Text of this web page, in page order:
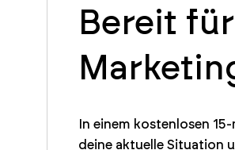
Bereit
In einem kostenlosen
deine aktuelle Situation